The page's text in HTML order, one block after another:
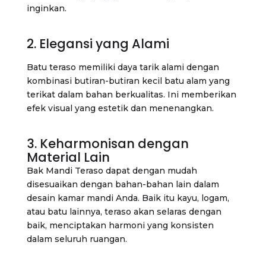
inginkan.
2. Elegansi yang Alami
Batu teraso memiliki daya tarik alami dengan
kombinasi butiran-butiran kecil batu alam yang
terikat dalam bahan berkualitas. Ini memberikan
efek visual yang estetik dan menenangkan.
3. Keharmonisan dengan
Material Lain
Bak Mandi Teraso dapat dengan mudah
disesuaikan dengan bahan-bahan lain dalam
desain kamar mandi Anda. Baik itu kayu, logam,
atau batu lainnya, teraso akan selaras dengan
baik, menciptakan harmoni yang konsisten
dalam seluruh ruangan.